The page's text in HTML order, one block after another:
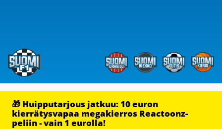
🎁 Huipputarjous jatkuu: 10 euron
kierrätysvapaa megakierros Reactoonz-
peliin - vain 1 eurolla!